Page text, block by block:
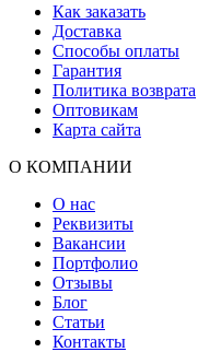
Как заказать
Доставка
Способы оплаты
Гарантия
Политика возврата
Оптовикам
Карта сайта
О КОМПАНИИ
О нас
Реквизиты
Вакансии
Портфолио
Отзывы
Блог
Статьи
Контакты